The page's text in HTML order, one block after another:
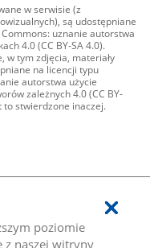
poziomie
z naszej witryny
w serwisie (z
są udostępniane
uznanie autorstwa
4.0 (CC BY-SA 4.0).
w tym zdjęcia, materiały
na licencji typu
autorstwa użycie
zależnych 4.0 (CC BY-
to stwierdzone inaczej.